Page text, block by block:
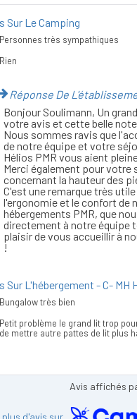
Sur Le Camping
Personnes très sympathiques
Rien
Réponse De
Bonjour Soulimann, Un
votre avis et cette belle note
Nous sommes ravis que
de notre équipe et votre
Hélios PMR vous aient
Merci également pour votre
concernant la hauteur des
C'est une remarque très
l'ergonomie et le confort de
hébergements PMR, que
directement à notre équipe
plaisir de vous accueillir à
!
Sur L'hébergement - C- MH
Bungalow très bien
Petit problème le grand lit trop
de mettre autre pattes de lit plus
Avis affichés